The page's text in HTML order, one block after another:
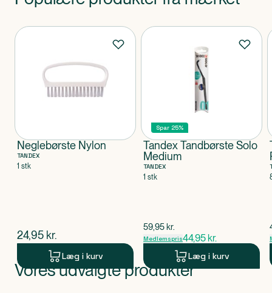
Produkter
Neglebørste Nylon
TANDEX
1 stk
$nuværende pris
24,95 kr.
Læg i kurv
Spar 25%
Tandex Tandbørste Solo
Medium
TANDEX
1 stk
$gammel pris
59,95 kr.
Medlemspris44,95 kr.
Læg i kurv
Produkt 1 af 0
Vores udvalgte produkter